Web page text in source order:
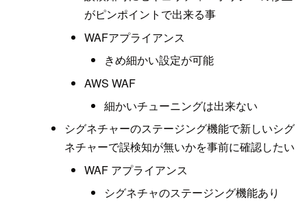
がピンポイントで出来る事
WAFアプライアンス
きめ細かい設定が可能
AWS WAF
細かいチューニングは出来ない
シグネチャーのステージング機能で新しいシグ
ネチャーで誤検知が無いかを事前に確認したい
WAF アプライアンス
シグネチャのステージング機能あり